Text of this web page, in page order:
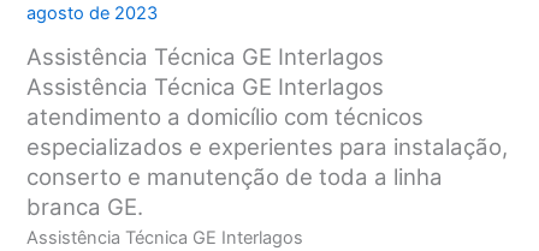
agosto de 2023
Assistência Técnica GE Interlagos
Assistência Técnica GE Interlagos
atendimento a domicílio com técnicos
especializados e experientes para instalação,
conserto e manutenção de toda a linha
branca GE.
Assistência Técnica GE Interlagos